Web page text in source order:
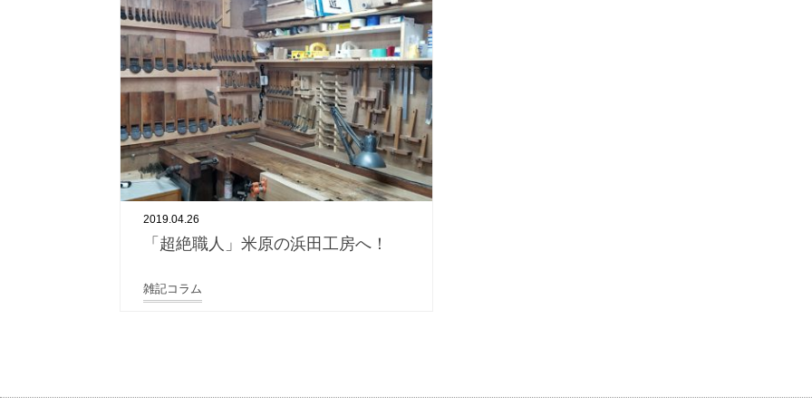
2019.04.26
「超絶職人」米原の浜田工房へ！
雑記コラム